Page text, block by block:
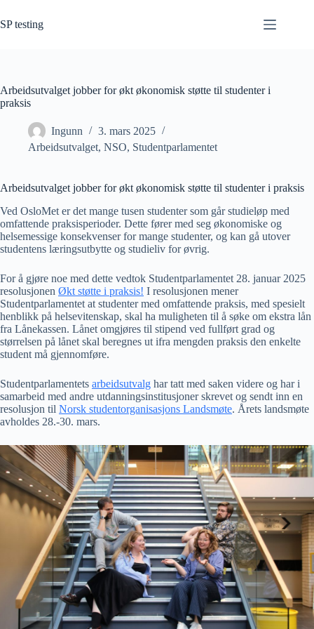
til
innholdet
SP testing
Arbeidsutvalget jobber for økt økonomisk støtte til studenter i
praksis
Ingunn
3. mars 2025
Arbeidsutvalget, NSO, Studentparlamentet
Arbeidsutvalget jobber for økt økonomisk støtte til studenter i praksis
Ved OsloMet er det mange tusen studenter som går studieløp med
omfattende praksisperioder. Dette fører med seg økonomiske og
helsemessige konsekvenser for mange studenter, og kan gå utover
studentens læringsutbytte og studieliv for øvrig.
For å gjøre noe med dette vedtok Studentparlamentet 28. januar 2025
resolusjonen Økt støtte i praksis! I resolusjonen mener
Studentparlamentet at studenter med omfattende praksis, med spesielt
henblikk på helsevitenskap, skal ha muligheten til å søke om ekstra lån
fra Lånekassen. Lånet omgjøres til stipend ved fullført grad og
størrelsen på lånet skal beregnes ut ifra mengden praksis den enkelte
student må gjennomføre.
Studentparlamentets arbeidsutvalg har tatt med saken videre og har i
samarbeid med andre utdanningsinstitusjoner skrevet og sendt inn en
resolusjon til Norsk studentorganisasjons Landsmøte. Årets landsmøte
avholdes 28.-30. mars.